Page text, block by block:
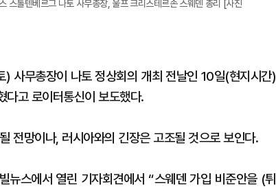
스톨텐베르그 나토 사무총장, 울프 크리스테르손 스웨덴 총리 [사진
사무총장이 나토 정상회의 개최 전날인 10일(현지시간)
다고 로이터통신이 보도했다.
전망이나, 러시아와의 긴장은 고조될 것으로 보인다.
뉴스에서 열린 기자회견에서 “스웨덴 가입 비준안을 (튀